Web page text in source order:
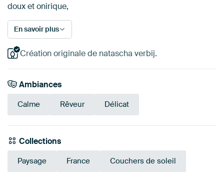
doux et onirique,
En savoir plus
Création originale de natascha verbij.
Ambiances
Calme Rêveur Délicat
Collections
Paysage France Couchers de soleil